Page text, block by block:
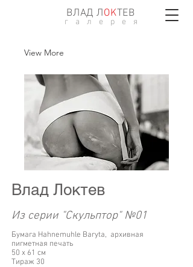
ВЛАД ЛОKТЕВ
г а л е р е я
View More
Влад Локтев
Из серии "Скульптор" №01
Бумага Hahnemuhle Baryta, архивная
пигметная печать
50 х 61 см
Тираж 30